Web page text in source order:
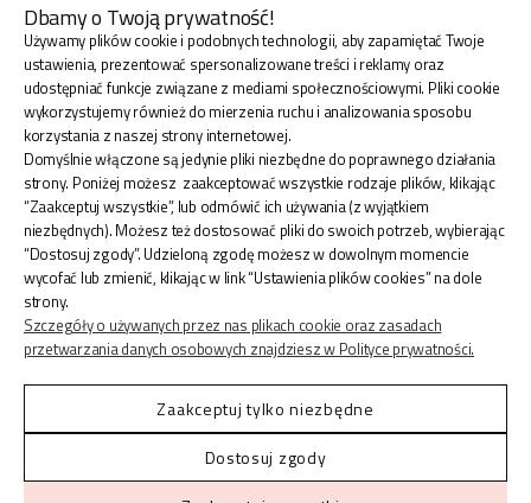
BLINK SHOP Joanna Pradellok, Dominów ul. Brylantowa
18 20-388 Lublin Polska
ZAKUPY
INFORMACJE
KONTO
Shoper.pl© 2026 Blinkshop ®
Dbamy o Twoją prywatność!
Używamy plików cookie i podobnych technologii, aby zapamiętać Twoje
ustawienia, prezentować spersonalizowane treści i reklamy oraz
udostępniać funkcje związane z mediami społecznościowymi. Pliki cookie
wykorzystujemy również do mierzenia ruchu i analizowania sposobu
korzystania z naszej strony internetowej.
Domyślnie włączone są jedynie pliki niezbędne do poprawnego działania
strony. Poniżej możesz zaakceptować wszystkie rodzaje plików, klikając
“Zaakceptuj wszystkie”, lub odmówić ich używania (z wyjątkiem
niezbędnych). Możesz też dostosować pliki do swoich potrzeb, wybierając
“Dostosuj zgody”. Udzieloną zgodę możesz w dowolnym momencie
wycofać lub zmienić, klikając w link “Ustawienia plików cookies” na dole
strony.
Szczegóły o używanych przez nas plikach cookie oraz zasadach
przetwarzania danych osobowych znajdziesz w Polityce prywatności.
Zaakceptuj tylko niezbędne
Dostosuj zgody